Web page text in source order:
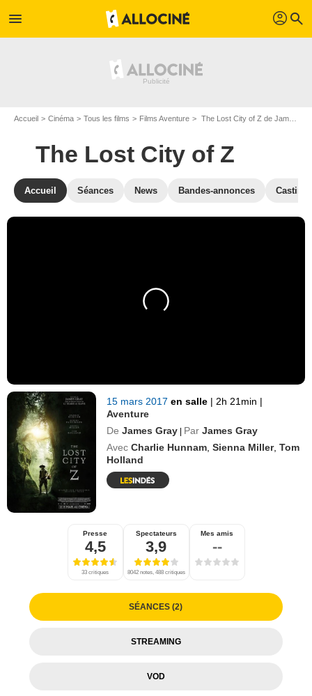
menu profil search
Accueil Cinéma Tous les films Films Aventure The Lost City of Z de James Gray
The Lost City of Z
Accueil Séances News Bandes-annonces Casting
15 mars 2017en salle | 2h 21min |
Aventure
De James Gray | Par James Gray
Avec Charlie Hunnam ,Sienna Miller,Tom
Holland
Presse
4,5
33 critiques
Spectateurs
3,9
8042 notes, 488 critiques
Mes amis
--
SÉANCES (2)
STREAMING
VOD